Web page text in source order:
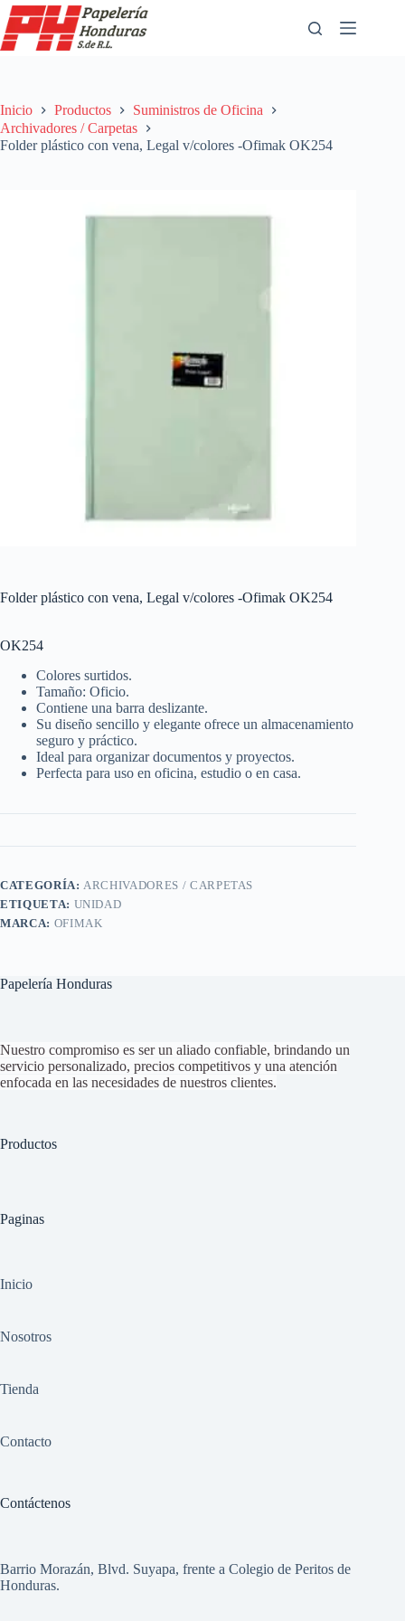
Saltar
al
contenido
Inicio Productos
Suministros de Oficina
Archivadores / Carpetas
Folder plástico con vena, Legal v/colores -Ofimak OK254
Folder plástico con vena, Legal v/colores -Ofimak OK254
OK254
Colores surtidos.
Tamaño: Oficio.
Contiene una barra deslizante.
Su diseño sencillo y elegante ofrece un almacenamiento
seguro y práctico.
Ideal para organizar documentos y proyectos.
Perfecta para uso en oficina, estudio o en casa.
CATEGORÍA:ARCHIVADORES / CARPETAS
ETIQUETA: UNIDAD
MARCA: OFIMAK
Papelería Honduras
Nuestro compromiso es ser un aliado confiable, brindando un
servicio personalizado, precios competitivos y una atención
enfocada en las necesidades de nuestros clientes.
Productos
Paginas
Inicio
Nosotros
Tienda
Contacto
Contáctenos
Barrio Morazán, Blvd. Suyapa, frente a Colegio de Peritos de
Honduras.